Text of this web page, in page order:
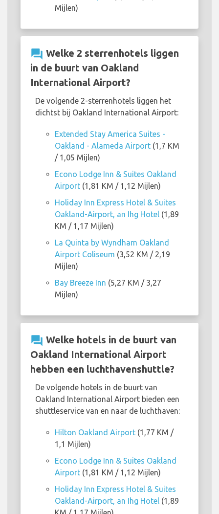
Mijlen)
question_answer Welke 2 sterrenhotels liggen
in de buurt van Oakland
International Airport?
De volgende 2-sterrenhotels liggen het
dichtst bij Oakland International Airport:
Extended Stay America Suites -
Oakland - Alameda Airport (1,7 KM
/ 1,05 Mijlen)
Econo Lodge Inn & Suites Oakland
Airport (1,81 KM / 1,12 Mijlen)
Holiday Inn Express Hotel & Suites
Oakland-Airport, an Ihg Hotel (1,89
KM / 1,17 Mijlen)
La Quinta by Wyndham Oakland
Airport Coliseum (3,52 KM / 2,19
Mijlen)
Bay Breeze Inn (5,27 KM / 3,27
Mijlen)
question_answer Welke hotels in de buurt van
Oakland International Airport
hebben een luchthavenshuttle?
De volgende hotels in de buurt van
Oakland International Airport bieden een
shuttleservice van en naar de luchthaven:
Hilton Oakland Airport (1,77 KM /
1,1 Mijlen)
Econo Lodge Inn & Suites Oakland
Airport (1,81 KM / 1,12 Mijlen)
Holiday Inn Express Hotel & Suites
Oakland-Airport, an Ihg Hotel (1,89